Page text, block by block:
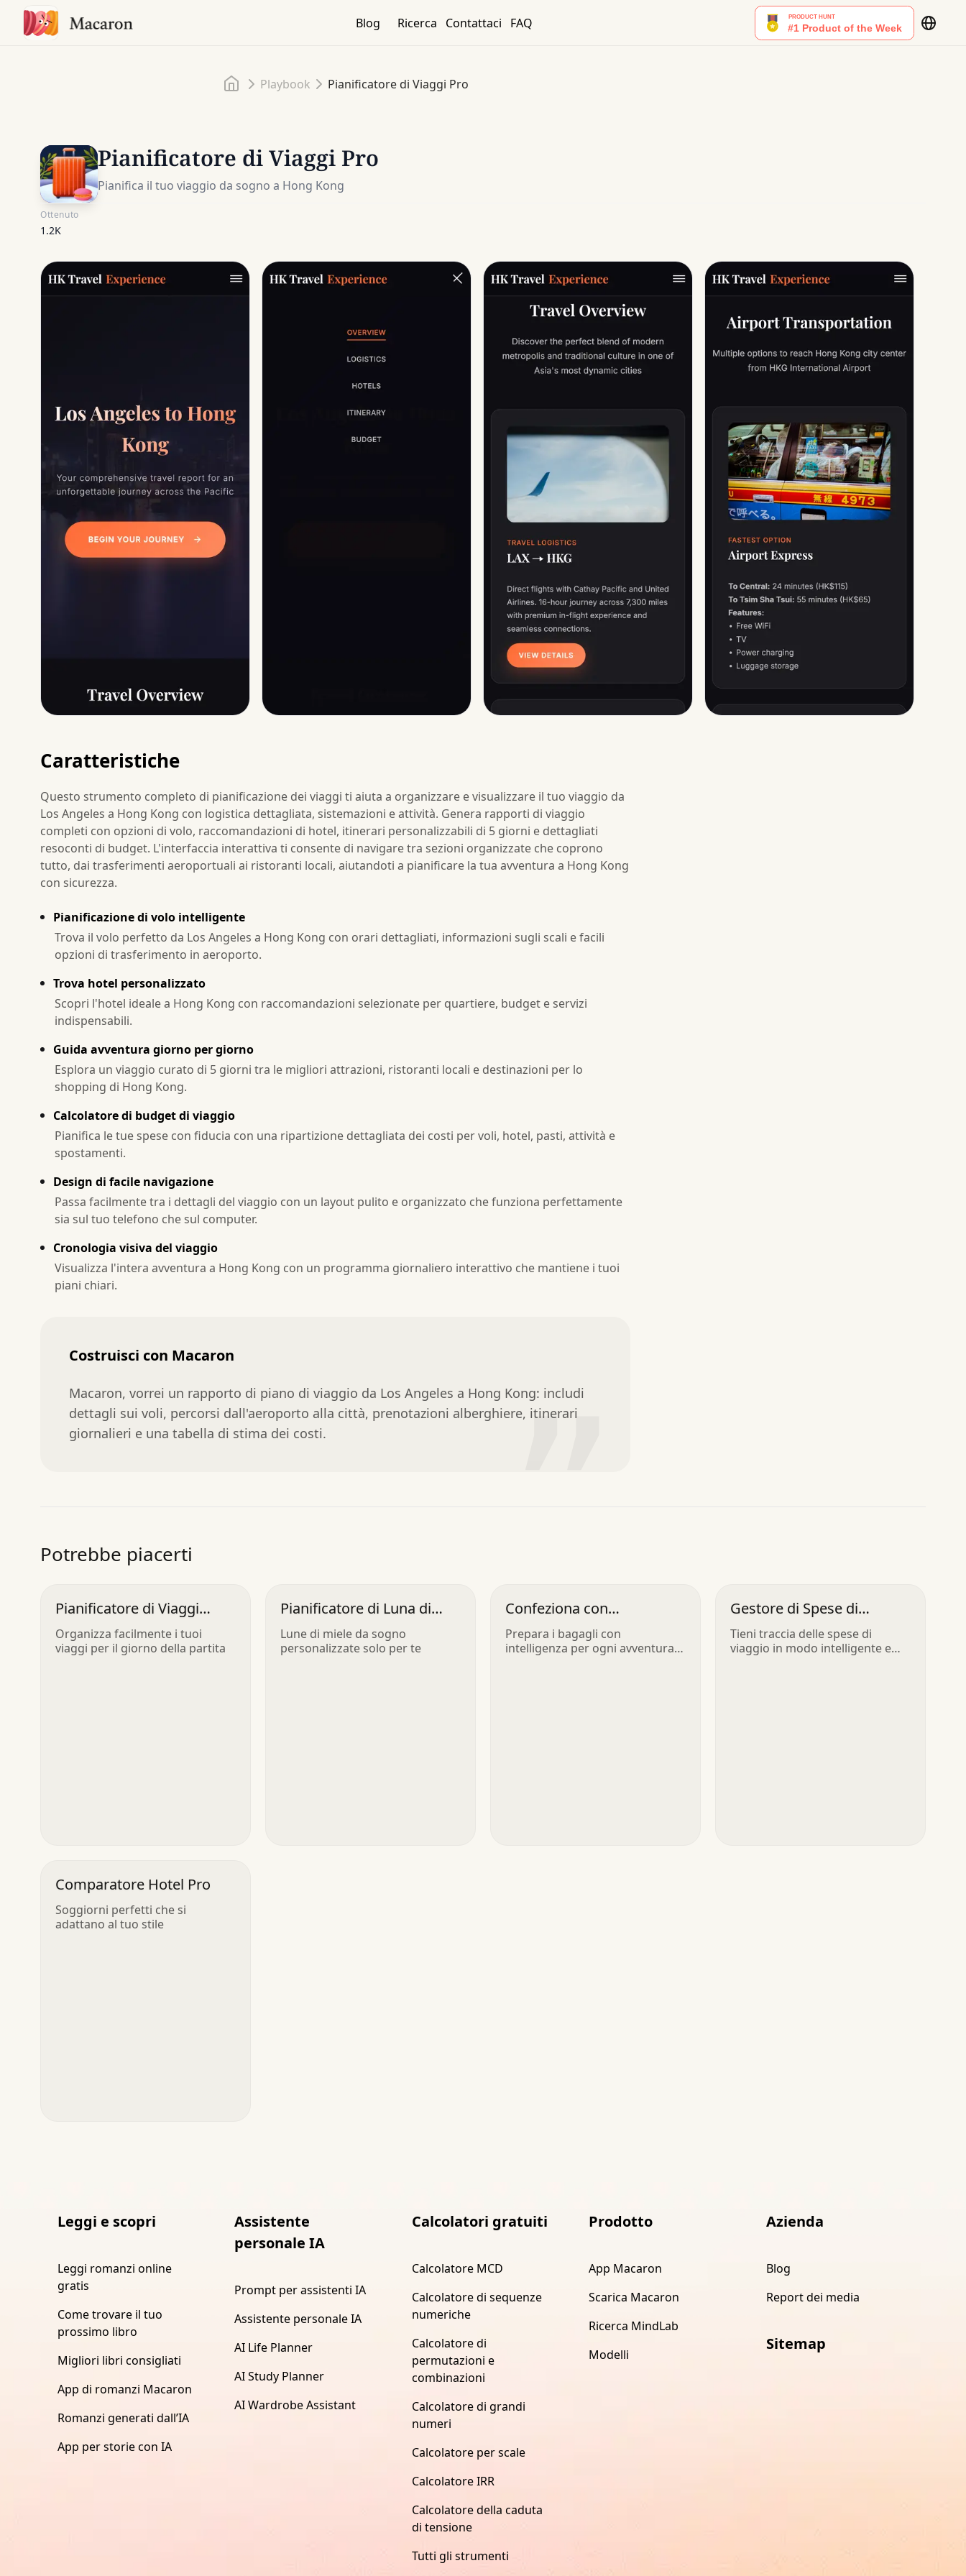
Blog Ricerca Contattaci FAQ
HomePlaybook Pianificatore di Viaggi Pro
Pianificatore di Viaggi Pro
Pianifica il tuo viaggio da sogno a Hong Kong
Ottenuto
1.2K
Caratteristiche
Questo strumento completo di pianificazione dei viaggi ti aiuta a organizzare e visualizzare il tuo viaggio da
Los Angeles a Hong Kong con logistica dettagliata, sistemazioni e attività. Genera rapporti di viaggio
completi con opzioni di volo, raccomandazioni di hotel, itinerari personalizzabili di 5 giorni e dettagliati
resoconti di budget. L'interfaccia interattiva ti consente di navigare tra sezioni organizzate che coprono
tutto, dai trasferimenti aeroportuali ai ristoranti locali, aiutandoti a pianificare la tua avventura a Hong Kong
con sicurezza.
Pianificazione di volo intelligente
Trova il volo perfetto da Los Angeles a Hong Kong con orari dettagliati, informazioni sugli scali e facili
opzioni di trasferimento in aeroporto.
Trova hotel personalizzato
Scopri l'hotel ideale a Hong Kong con raccomandazioni selezionate per quartiere, budget e servizi
indispensabili.
Guida avventura giorno per giorno
Esplora un viaggio curato di 5 giorni tra le migliori attrazioni, ristoranti locali e destinazioni per lo
shopping di Hong Kong.
Calcolatore di budget di viaggio
Pianifica le tue spese con fiducia con una ripartizione dettagliata dei costi per voli, hotel, pasti, attività e
spostamenti.
Design di facile navigazione
Passa facilmente tra i dettagli del viaggio con un layout pulito e organizzato che funziona perfettamente
sia sul tuo telefono che sul computer.
Cronologia visiva del viaggio
Visualizza l'intera avventura a Hong Kong con un programma giornaliero interattivo che mantiene i tuoi
piani chiari.
Costruisci con Macaron
Macaron, vorrei un rapporto di piano di viaggio da Los Angeles a Hong Kong: includi
dettagli sui voli, percorsi dall'aeroporto alla città, prenotazioni alberghiere, itinerari
giornalieri e una tabella di stima dei costi.
”
Potrebbe piacerti
Pianificatore di Viaggi
Personalizzati
Organizza facilmente i tuoi
viaggi per il giorno della partita
Pianificatore di Luna di
Miele
Lune di miele da sogno
personalizzate solo per te
Confeziona con
Intelligenza
Prepara i bagagli con
intelligenza per ogni avventura
Gestore di Spese di
Viaggio
Tieni traccia delle spese di
viaggio in modo intelligente e
Comparatore Hotel Pro
Soggiorni perfetti che si
adattano al tuo stile
Leggi e scopri
Leggi romanzi online
gratis
Come trovare il tuo
prossimo libro
Migliori libri consigliati
App di romanzi Macaron
Romanzi generati dall’IA
App per storie con IA
Assistente
personale IA
Prompt per assistenti IA
Assistente personale IA
AI Life Planner
AI Study Planner
AI Wardrobe Assistant
Calcolatori gratuiti
Calcolatore MCD
Calcolatore di sequenze
numeriche
Calcolatore di
permutazioni e
combinazioni
Calcolatore di grandi
numeri
Calcolatore per scale
Calcolatore IRR
Calcolatore della caduta
di tensione
Tutti gli strumenti
Prodotto
App Macaron
Scarica Macaron
Ricerca MindLab
Modelli
Azienda
Blog
Report dei media
Sitemap